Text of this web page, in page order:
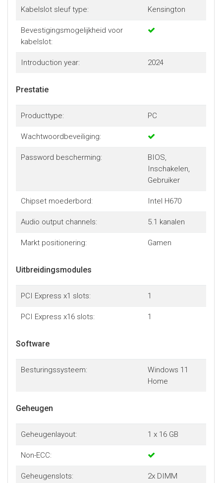
Kabelslot sleuf type: Kensington
Bevestigingsmogelijkheid voor
kabelslot:
Introduction year: 2024
Prestatie
Producttype: PC
Wachtwoordbeveiliging:
Password bescherming:
BIOS,
Inschakelen,
Gebruiker
Chipset moederbord: Intel H670
Audio output channels: 5.1 kanalen
Markt positionering: Gamen
Uitbreidingsmodules
PCI Express x1 slots: 1
PCI Express x16 slots: 1
Software
Besturingssysteem:
Windows 11
Home
Geheugen
Geheugenlayout: 1 x 16 GB
Non-ECC:
Geheugenslots: 2x DIMM